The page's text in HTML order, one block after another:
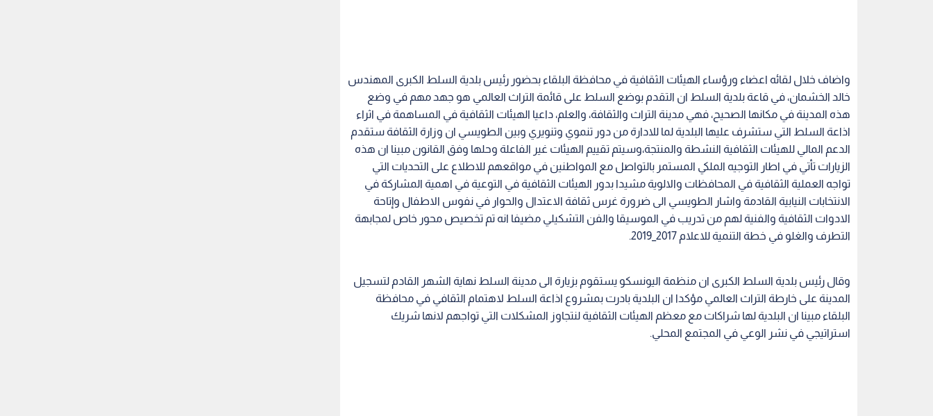
واضاف خلال لقائه اعضاء ورؤساء الهيئات الثقافية في محافظة البلقاء بحضور رئيس بلدية السلط الكبرى المهندس
خالد الخشمان، في قاعة بلدية السلط ان التقدم بوضع السلط على قائمة التراث العالمي هو جهد مهم في وضع
هذه المدينة في مكانها الصحيح، فهي مدينة التراث والثقافة، والعلم، داعيا الهيئات الثقافية في المساهمة في اثراء
اذاعة السلط التي ستشرف عليها البلدية لما للادارة من دور تنموي وتنويري وبين الطويسي ان وزارة الثقافة ستقدم
الدعم المالي للهيئات الثقافية النشطة والمنتجة،وسيتم تقييم الهيئات غير الفاعلة وحلها وفق القانون مبينا ان هذه
الزيارات تأتي في اطار التوجيه الملكي المستمر بالتواصل مع المواطنين في مواقعهم للاطلاع على التحديات التي
تواجه العملية الثقافية في المحافظات والالوية مشيدا بدور الهيئات الثقافية في التوعية في اهمية المشاركة في
الانتخابات النيابية القادمة واشار الطويسي الى ضرورة غرس ثقافة الاعتدال والحوار في نفوس الاطفال وإتاحة
الادوات الثقافية والفنية لهم من تدريب في الموسيقا والفن التشكيلي مضيفا انه تم تخصيص محور خاص لمجابهة
التطرف والغلو في خطة التنمية للاعلام 2017_2019.
وقال رئيس بلدية السلط الكبرى ان منظمة اليونسكو يستقوم بزيارة الى مدينة السلط نهاية الشهر القادم لتسجيل
المدينة على خارطة التراث العالمي مؤكدا ان البلدية بادرت بمشروع اذاعة السلط لاهتمام الثقافي في محافظة
البلقاء مبينا ان البلدية لها شراكات مع معظم الهيئات الثقافية لنتجاوز المشكلات التي تواجهم لانها شريك
استراتيجي في نشر الوعي في المجتمع المحلي.